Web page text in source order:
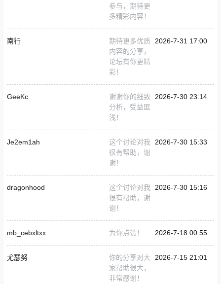
参与，期待更
多精彩内容！
南行
期待更多优质
内容的分享，
论坛有你更精
彩！
2026-7-31 17:00
GeeKc
谢谢你的细致
分析，受益匪
浅！
2026-7-30 23:14
Je2em1ah
这个讨论对我
很有帮助，谢
谢！
2026-7-30 15:33
dragonhood
这个讨论对我
很有帮助，谢
谢！
2026-7-30 15:16
mb_cebxltxx 为你点赞！ 2026-7-18 00:55
尤瑟努
你的分享对大
家帮助很大，
非常感谢！
2026-7-15 21:01